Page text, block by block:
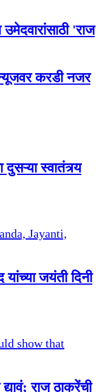
'राज
करडी नजर
दुसऱ्या स्वातंत्र्य
यांच्या जयंती दिनी
राज ठाकरेंची